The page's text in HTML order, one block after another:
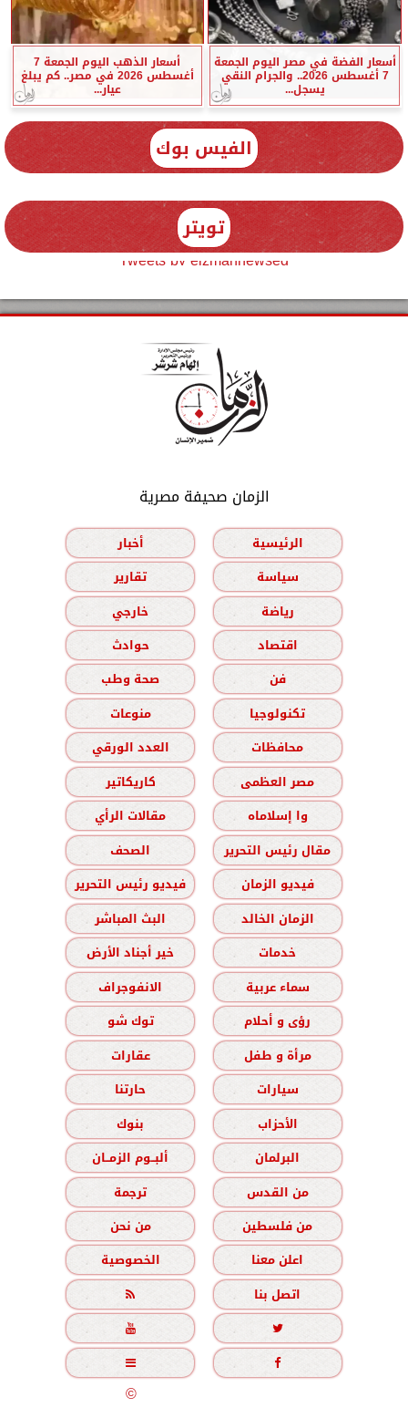
أسعار الفضة في مصر اليوم الجمعة
7 أغسطس 2026.. والجرام النقي
يسجل...
أسعار الذهب اليوم الجمعة 7
أغسطس 2026 في مصر.. كم يبلغ
عيار...
الفيس بوك
تويتر
Tweets by elzmannewseg
الزمان صحيفة مصرية
الرئيسية
أخبار
سياسة
تقارير
رياضة
خارجي
اقتصاد
حوادث
فن
صحة وطب
تكنولوجيا
منوعات
محافظات
العدد الورقي
مصر العظمى
كاريكاتير
وا إسلاماه
مقالات الرأي
مقال رئيس التحرير
الصحف
فيديو الزمان
فيديو رئيس التحرير
الزمان الخالد
البث المباشر
خدمات
خير أجناد الأرض
سماء عربية
الانفوجراف
رؤى و أحلام
توك شو
مرأة و طفل
عقارات
سيارات
حارتنا
الأحزاب
بنوك
البرلمان
ألبــوم الزمــان
من القدس
ترجمة
من فلسطين
من نحن
اعلن معنا
الخصوصية
اتصل بنا





جميع الحقوق محفوظة©